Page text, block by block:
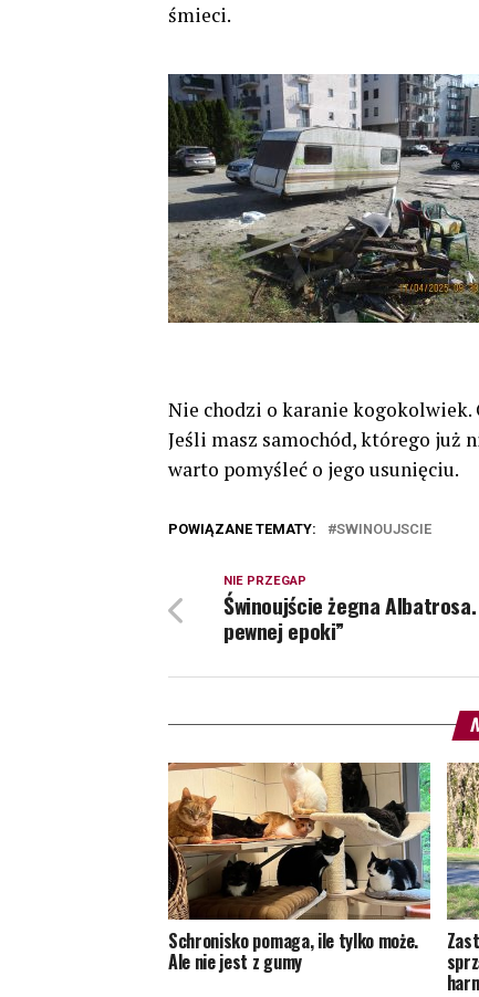
śmieci.
Nie chodzi o karanie kogokolwiek.
Jeśli masz samochód, którego już
warto pomyśleć o jego usunięciu.
POWIĄZANE TEMATY: SWINOUJSCIE
NIE PRZEGAP
Świnoujście żegna
pewnej epoki”
Schronisko pomaga, ile tylko może.
Ale nie jest z gumy